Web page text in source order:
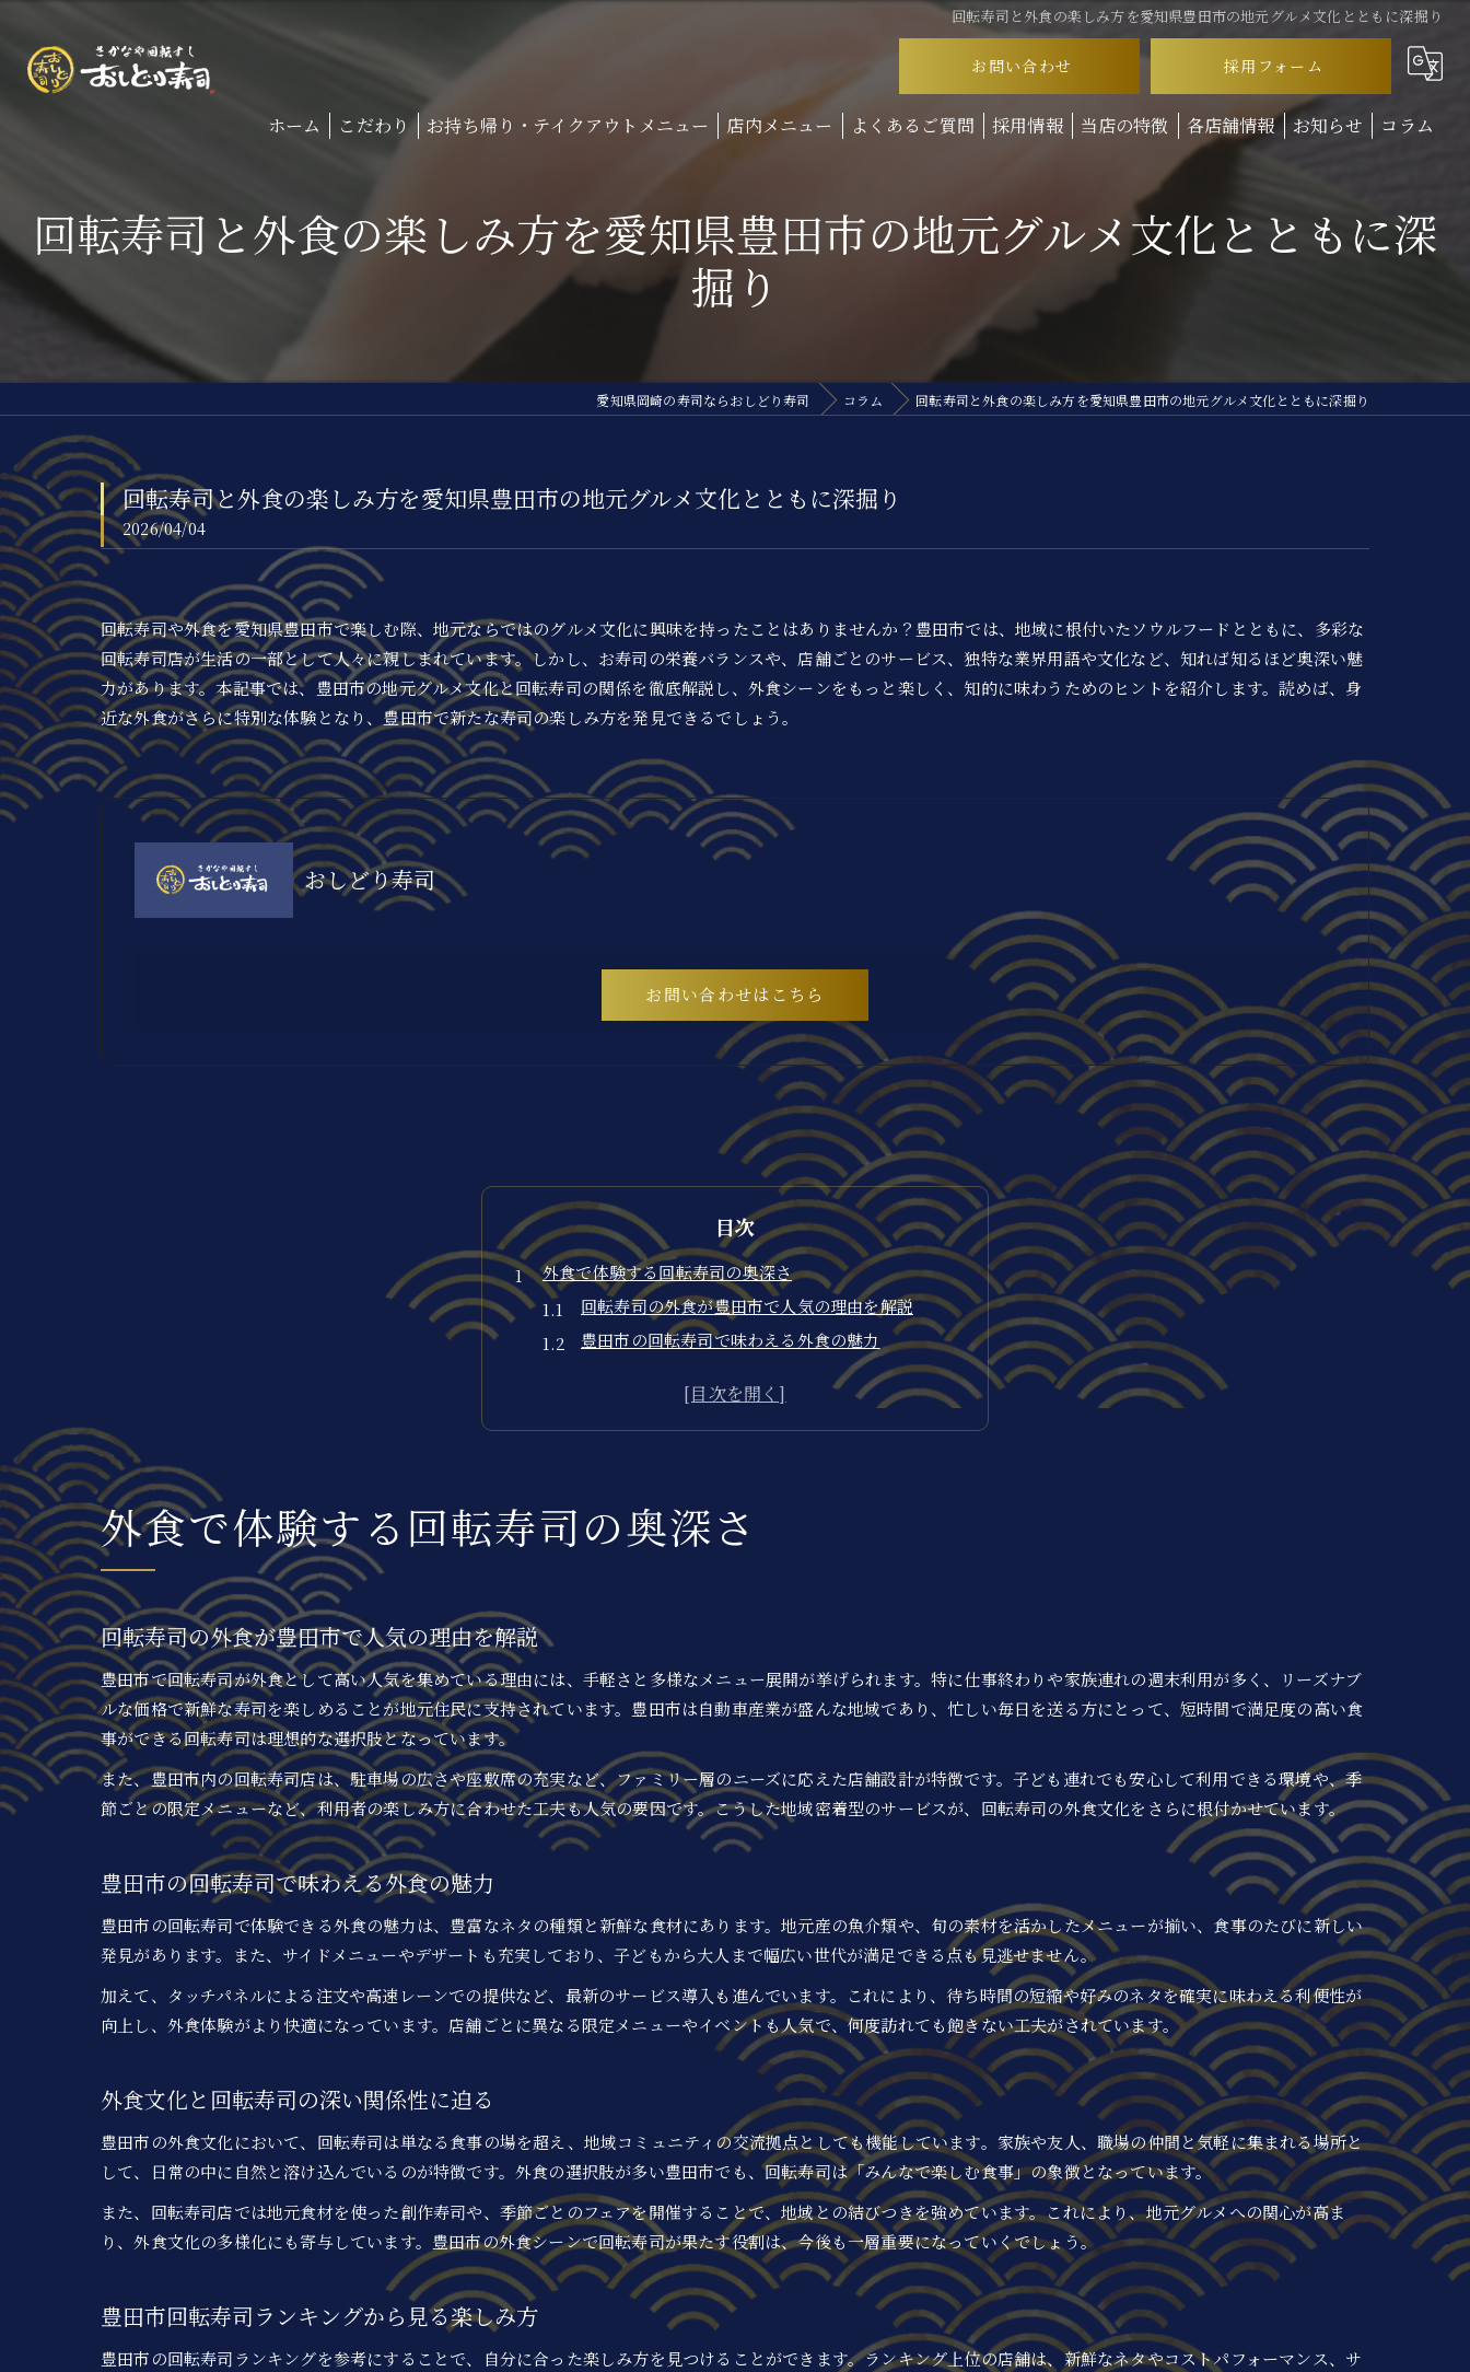
回転寿司と外食の楽しみ方を愛知県豊田市の地元グルメ文化とともに深掘り
お問い合わせ 採用フォーム
ホーム こだわり お持ち帰り・テイクアウトメニュー 店内メニュー よくあるご質問 採用情報 当店の特徴
ランチ
ディナー
回転寿司
各店舗情報 お知らせ コラム
回転寿司と外食の楽しみ方を愛知県豊田市の地元グルメ文化とともに深
掘り
愛知県岡崎の寿司ならおしどり寿司 コラム 回転寿司と外食の楽しみ方を愛知県豊田市の地元グルメ文化とともに深掘り
回転寿司と外食の楽しみ方を愛知県豊田市の地元グルメ文化とともに深掘り
2026/04/04
回転寿司や外食を愛知県豊田市で楽しむ際、地元ならではのグルメ文化に興味を持ったことはありませんか？豊田市では、地域に根付いたソウルフードとともに、多彩な
回転寿司店が生活の一部として人々に親しまれています。しかし、お寿司の栄養バランスや、店舗ごとのサービス、独特な業界用語や文化など、知れば知るほど奥深い魅
力があります。本記事では、豊田市の地元グルメ文化と回転寿司の関係を徹底解説し、外食シーンをもっと楽しく、知的に味わうためのヒントを紹介します。読めば、身
近な外食がさらに特別な体験となり、豊田市で新たな寿司の楽しみ方を発見できるでしょう。
おしどり寿司
お問い合わせはこちら
目次
外食で体験する回転寿司の奥深さ
回転寿司の外食が豊田市で人気の理由を解説
豊田市の回転寿司で味わえる外食の魅力
外食文化と回転寿司の深い関係性に迫る
豊田市回転寿司ランキングから見る楽しみ方
回転寿司を支える地元グルメの魅力を探る
豊田市独自のグルメと回転寿司の融合
豊かな食生活に回転寿司を取り入れる方法
回転寿司で食生活を豊かにするヒント
外食時の回転寿司で健康的な選び方とは
日常に回転寿司を取り入れるコツを紹介
豊田市で回転寿司を楽しむ食事管理術
外食派におすすめの回転寿司活用方法
回転寿司で使われる業界用語の豆知識
外食時に役立つ回転寿司の隠語を紹介
寿司業界の言葉で回転寿司がもっと楽しく
回転寿司で覚えたい知って得する用語集
豊田市の回転寿司を楽しむための用語解説
回転寿司で味わう地元ならではの魅力
回転寿司で地元食材の新しい楽しみ方を発見
豊田市の回転寿司が誇る地元グルメの魅力
外食で出会える地元ならではの回転寿司体験
回転寿司だからこそ味わえる地元の味覚
豊田市の回転寿司で地域グルメを堪能する方法
栄養バランスを意識した外食の楽しみ方
回転寿司で意識したい栄養バランスのコツ
外食時の回転寿司で健康的な選択をサポート
外食で体験する回転寿司の奥深さ
回転寿司の外食が豊田市で人気の理由を解説
豊田市で回転寿司が外食として高い人気を集めている理由には、手軽さと多様なメニュー展開が挙げられます。特に仕事終わりや家族連れの週末利用が多く、リーズナブ
ルな価格で新鮮な寿司を楽しめることが地元住民に支持されています。豊田市は自動車産業が盛んな地域であり、忙しい毎日を送る方にとって、短時間で満足度の高い食
事ができる回転寿司は理想的な選択肢となっています。
また、豊田市内の回転寿司店は、駐車場の広さや座敷席の充実など、ファミリー層のニーズに応えた店舗設計が特徴です。子ども連れでも安心して利用できる環境や、季
節ごとの限定メニューなど、利用者の楽しみ方に合わせた工夫も人気の要因です。こうした地域密着型のサービスが、回転寿司の外食文化をさらに根付かせています。
豊田市の回転寿司で味わえる外食の魅力
豊田市の回転寿司で体験できる外食の魅力は、豊富なネタの種類と新鮮な食材にあります。地元産の魚介類や、旬の素材を活かしたメニューが揃い、食事のたびに新しい
発見があります。また、サイドメニューやデザートも充実しており、子どもから大人まで幅広い世代が満足できる点も見逃せません。
加えて、タッチパネルによる注文や高速レーンでの提供など、最新のサービス導入も進んでいます。これにより、待ち時間の短縮や好みのネタを確実に味わえる利便性が
向上し、外食体験がより快適になっています。店舗ごとに異なる限定メニューやイベントも人気で、何度訪れても飽きない工夫がされています。
外食文化と回転寿司の深い関係性に迫る
豊田市の外食文化において、回転寿司は単なる食事の場を超え、地域コミュニティの交流拠点としても機能しています。家族や友人、職場の仲間と気軽に集まれる場所と
して、日常の中に自然と溶け込んでいるのが特徴です。外食の選択肢が多い豊田市でも、回転寿司は「みんなで楽しむ食事」の象徴となっています。
また、回転寿司店では地元食材を使った創作寿司や、季節ごとのフェアを開催することで、地域との結びつきを強めています。これにより、地元グルメへの関心が高ま
り、外食文化の多様化にも寄与しています。豊田市の外食シーンで回転寿司が果たす役割は、今後も一層重要になっていくでしょう。
豊田市回転寿司ランキングから見る楽しみ方
豊田市の回転寿司ランキングを参考にすることで、自分に合った楽しみ方を見つけることができます。ランキング上位の店舗は、新鮮なネタやコストパフォーマンス、サ